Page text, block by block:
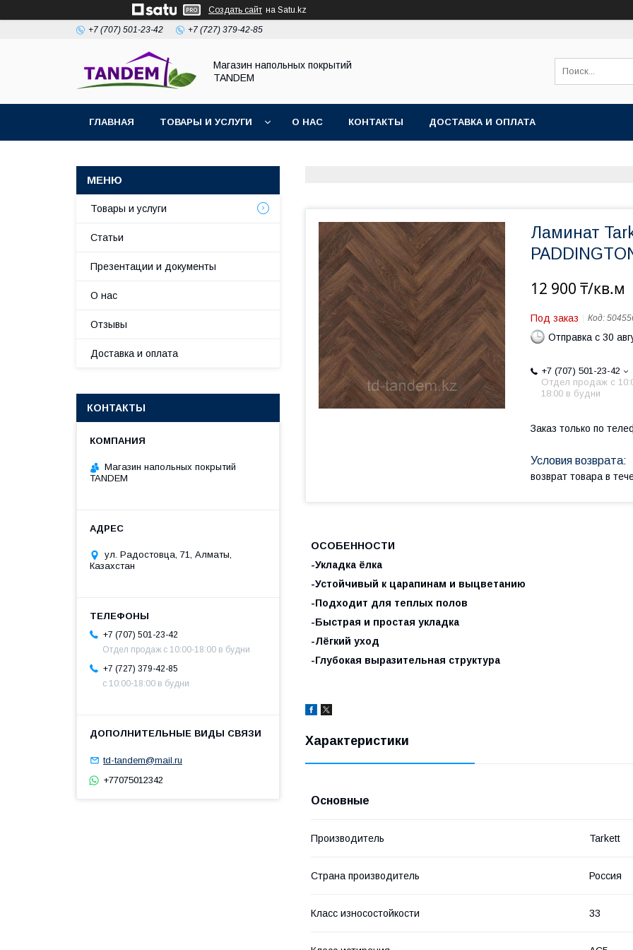
Создать сайт на Satu.kz
+7 (707) 501-23-42 +7 (727) 379-42-85
Магазин напольных покрытий
TANDEM
ГЛАВНАЯ ТОВАРЫ И УСЛУГИ О НАС КОНТАКТЫ ДОСТАВКА И ОПЛАТА
Ламинат
12 900 ₸/кв.м
Под заказ Код:
Отправка с 30
+7 (707) 501-23-42
Отдел продаж c
18:00 в будни
Заказ только по
возврат товара в
ОСОБЕННОСТИ
-Укладка ёлка
-Устойчивый к царапинам и выцветанию
-Подходит для теплых полов
-Быстрая и простая укладка
-Лёгкий уход
-Глубокая выразительная структура
Характеристики
Основные
Производитель Tarkett
Страна производитель Россия
Класс износостойкости 33
Товары и услуги
Статьи
Презентации и документы
О нас
Отзывы
Доставка и оплата
КОНТАКТЫ
Магазин напольных покрытий
TANDEM
ул. Радостовца, 71, Алматы,
Казахстан
+7 (707) 501-23-42
Отдел продаж c 10:00-18:00 в будни
+7 (727) 379-42-85
с 10:00-18:00 в будни
td-tandem@mail.ru
+77075012342